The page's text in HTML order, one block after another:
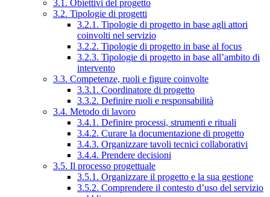
3.1. Obiettivi del progetto
3.2. Tipologie di progetti
3.2.1. Tipologie di progetto in base agli attori
coinvolti nel servizio
3.2.2. Tipologie di progetto in base al focus
3.2.3. Tipologie di progetto in base all’ambito di
intervento
3.3. Competenze, ruoli e figure coinvolte
3.3.1. Coordinatore di progetto
3.3.2. Definire ruoli e responsabilità
3.4. Metodo di lavoro
3.4.1. Definire processi, strumenti e rituali
3.4.2. Curare la documentazione di progetto
3.4.3. Organizzare tavoli tecnici collaborativi
3.4.4. Prendere decisioni
3.5. Il processo progettuale
3.5.1. Organizzare il progetto e la sua gestione
3.5.2. Comprendere il contesto d’uso del servizio